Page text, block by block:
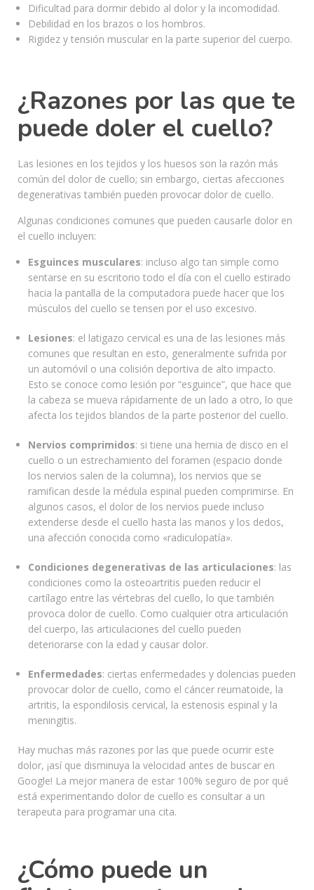
Dificultad para dormir debido al dolor y la incomodidad.
Debilidad en los brazos o los hombros.
Rigidez y tensión muscular en la parte superior del cuerpo.
¿Razones por las que te
puede doler el cuello?
Las lesiones en los tejidos y los huesos son la razón más
común del dolor de cuello; sin embargo, ciertas afecciones
degenerativas también pueden provocar dolor de cuello.
Algunas condiciones comunes que pueden causarle dolor en
el cuello incluyen:
Esguinces musculares: incluso algo tan simple como
sentarse en su escritorio todo el día con el cuello estirado
hacia la pantalla de la computadora puede hacer que los
músculos del cuello se tensen por el uso excesivo.
Lesiones: el latigazo cervical es una de las lesiones más
comunes que resultan en esto, generalmente sufrida por
un automóvil o una colisión deportiva de alto impacto.
Esto se conoce como lesión por “esguince”, que hace que
la cabeza se mueva rápidamente de un lado a otro, lo que
afecta los tejidos blandos de la parte posterior del cuello.
Nervios comprimidos: si tiene una hernia de disco en el
cuello o un estrechamiento del foramen (espacio donde
los nervios salen de la columna), los nervios que se
ramifican desde la médula espinal pueden comprimirse. En
algunos casos, el dolor de los nervios puede incluso
extenderse desde el cuello hasta las manos y los dedos,
una afección conocida como «radiculopatía».
Condiciones degenerativas de las articulaciones: las
condiciones como la osteoartritis pueden reducir el
cartílago entre las vértebras del cuello, lo que también
provoca dolor de cuello. Como cualquier otra articulación
del cuerpo, las articulaciones del cuello pueden
deteriorarse con la edad y causar dolor.
Enfermedades: ciertas enfermedades y dolencias pueden
provocar dolor de cuello, como el cáncer reumatoide, la
artritis, la espondilosis cervical, la estenosis espinal y la
meningitis.
Hay muchas más razones por las que puede ocurrir este
dolor, ¡así que disminuya la velocidad antes de buscar en
Google! La mejor manera de estar 100% seguro de por qué
está experimentando dolor de cuello es consultar a un
terapeuta para programar una cita.
¿Cómo puede un